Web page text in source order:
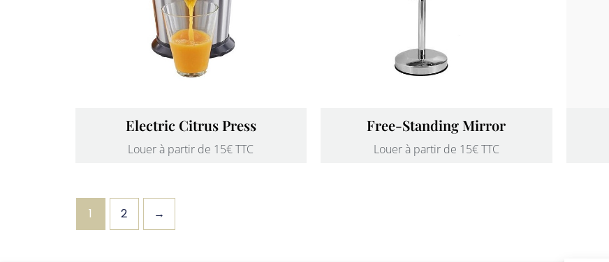
Electric Citrus Press
Louer à partir de 15€ TTC
Free-Standing Mirror
Louer à partir de 15€ TTC
1 2 →